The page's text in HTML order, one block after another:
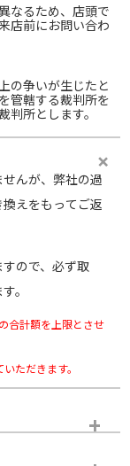
なるため、店頭で
店前にお問い合わ
の争いが生じたと
管轄する裁判所を
判所とします。
んが、弊社の過
えをもってご返
ので、必ず取
。
合計額を上限とさせ
ただきます。
りますので、あら